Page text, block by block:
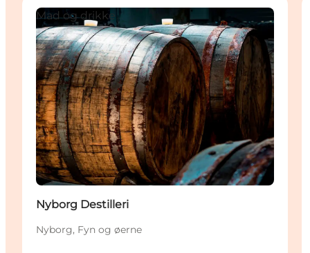
Mad og drikke
Nyborg Destilleri
Nyborg, Fyn og øerne